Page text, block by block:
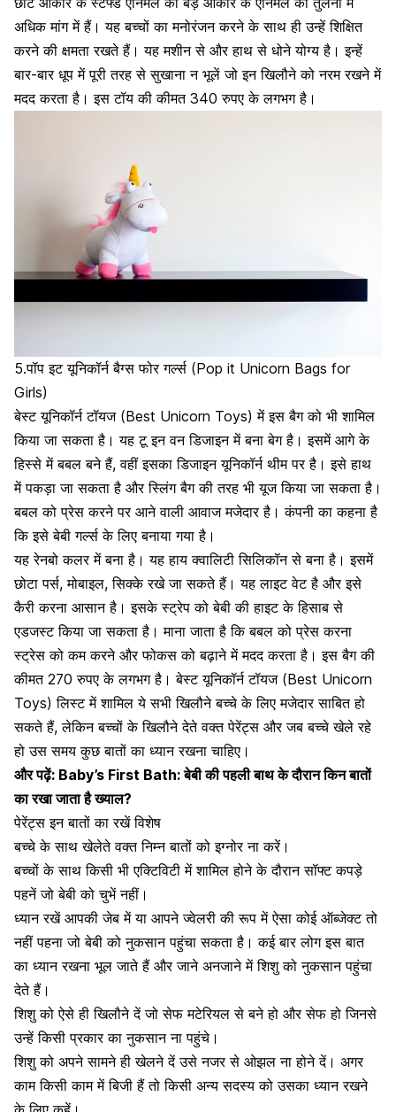
अधिक मांग में हैं।यह बच्चों का मनोरंजन करने के साथ ही उन्हें शिक्षित
करने की क्षमता रखते हैं। यह मशीन से और हाथ से धोने योग्य है। इन्हें
बार-बार धूप में पूरी तरह से सुखाना न भूलें जो इन खिलौने को नरम रखने में
मदद करता है। इस टॉय की कीमत 340 रुपए के लगभग है।
5.पॉप इट यूनिकॉर्न बैग्स फोर गर्ल्स (Pop it Unicorn Bags for
Girls)
बेस्ट यूनिकॉर्न टॉयज (Best Unicorn Toys) में इस बैग को भी शामिल
किया जा सकता है। यह टू इन वन डिजाइन में बना बेग है। इसमें आगे के
हिस्से में बबल बने हैं, वहीं इसका डिजाइन यूनिकॉर्न थीम पर है। इसे हाथ
में पकड़ा जा सकता है और स्लिंग बैग की तरह भी यूज किया जा सकता है।
बबल को प्रेस करने पर आने वाली आवाज मजेदार है। कंपनी का कहना है
कि इसे बेबी गर्ल्स के लिए बनाया गया है।
यह रेनबो कलर में बना है। यह हाय क्वालिटी सिलिकॉन से बना है। इसमें
छोटा पर्स, मोबाइल, सिक्के रखे जा सकते हैं। यह लाइट वेट है और इसे
कैरी करना आसान है। इसके स्ट्रेप कोबेबी की हाइट के हिसाब से
एडजस्ट किया जा सकता है । माना जाता है कि बबल को प्रेस करना
स्ट्रेस को कम करने और फोकस को बढ़ाने में मदद करता है। इस बैग की
कीमत 270 रुपए के लगभग है। बेस्ट यूनिकॉर्न टॉयज (Best Unicorn
Toys) लिस्ट में शामिल ये सभी खिलौने बच्चे के लिए मजेदार साबित हो
सकते हैं, लेकिन बच्चों के खिलौने देते वक्त पेरेंट्स और जब बच्चे खेले रहे
हो उस समय कुछ बातों का ध्यान रखना चाहिए।
और पढ़ें: Baby’s First Bath: बेबी की पहली बाथ के दौरान किन बातों
का रखा जाता है ख्याल?
पेरेंट्स इन बातों का रखें विशेष
बच्चे के साथ खेलेते वक्त निम्न बातों को इग्नोर ना करें।
बच्चों के साथ किसी भी एक्टिविटी में शामिल होने के दौरान सॉफ्ट कपड़े
पहनें जो बेबी को चुभें नहीं।
ध्यान रखें आपकी जेब में या आपने ज्वेलरी की रूप में ऐसा कोई ऑब्जेक्ट तो
नहीं पहना जो बेबी को नुकसान पहुंचा सकता है। कई बार लोग इस बात
का ध्यान रखना भूल जाते हैं और जाने अनजाने में शिशु को नुकसान पहुंचा
देते हैं।
शिशु को ऐसे ही खिलौने दें जो सेफ मटेरियल से बने हो और सेफ हो जिनसे
उन्हें किसी प्रकार का नुकसान ना पहुंचे।
शिशु को अपने सामने ही खेलने दें उसे नजर से ओझल ना होने दें। अगर
काम किसी काम में बिजी हैं तो किसी अन्य सदस्य को उसका ध्यान रखने